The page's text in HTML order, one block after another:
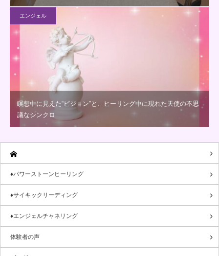
エンジェル
瞑想中に見えた“ビジョン”と、ヒーリング中に現れた天使の不思
議なシンクロ
♦パワーストーンヒーリング
♦サイキックリーディング
♦エンジェルチャネリング
体験者の声